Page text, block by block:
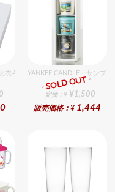
ト グッドスリープ
衣ギフトフェイスタオル 1個入セ
YANKEE CANDLE サンプ
ギフト
定価：¥ ¥1,500
販売価格：¥ 1,444
- SOLD OUT -